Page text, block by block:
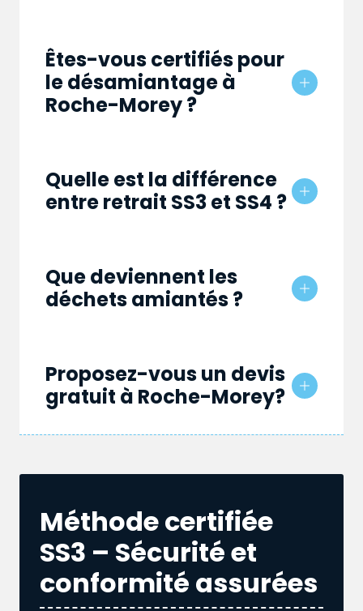
Êtes-vous certifiés pour
le désamiantage à
Roche-Morey ?
Quelle est la différence
entre retrait SS3 et SS4 ?
Que deviennent les
déchets amiantés ?
Proposez-vous un devis
gratuit à Roche-Morey?
Méthode certifiée
SS3 – Sécurité et
conformité assurées